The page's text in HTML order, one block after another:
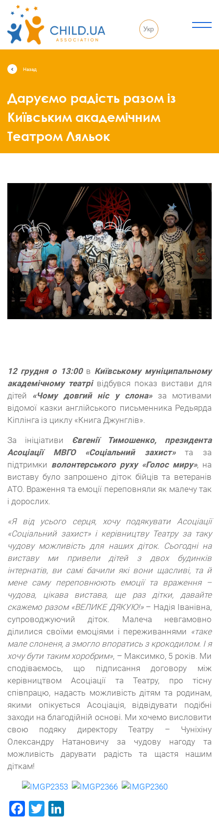
Укр
Назад
Даруємо радість разом із
Київським академічним
Театром Ляльок
12 грудня о 13:00 в Київському муніципальному
академічному театрівідбувся показ вистави для
дітей «Чому довгий ніс у слона»за мотивами
відомої казки англійського письменника Редьярда
Кіплінга із циклу «Книга Джунглів».
За ініціативи
Євгенії Тимошенко, президента
Асоціації МВГО «Соціальний захист»
та за
підтримки волонтерського руху «Голос миру», на
виставу було запрошено діток бійців та ветеранів
АТО. Враження та емоції переповняли як малечу так
і дорослих.
«Я від усього серця, хочу подякувати Асоціації
«Соціальний захист» і керівництву Театру за таку
чудову можливість для наших діток. Сьогодні на
виставу ми привели дітей з двох будинків
інтернатів, ви самі бачили які вони щасливі, та й
мене саму переповнюють емоції та враження –
чудова, цікава вистава, ще раз дітки, давайте
скажемо разом «ВЕЛИКЕ ДЯКУЮ!»– Надія Іванівна,
супроводжуючий діток. Малеча невгамовно
ділилися своїми емоціями і переживаннями «таке
мале слоненя, а змогло впоратись з крокодилом. І я
хочу бути таким хоробрим», – Максимко, 5 років. Ми
сподіваємось, що підписання договору між
керівництвом Асоціації та Театру, про тісну
співпрацю, надасть можливість дітям та родинам,
якими опікується Асоціація, відвідувати подібні
заходи на благодійній основі. Ми хочемо висловити
свою подяку директору Театру – Чуніхіну
Олександру Натановичу за чудову нагоду та
можливість дарувати радість та щастя нашим
діткам!
Facebook
Twitter